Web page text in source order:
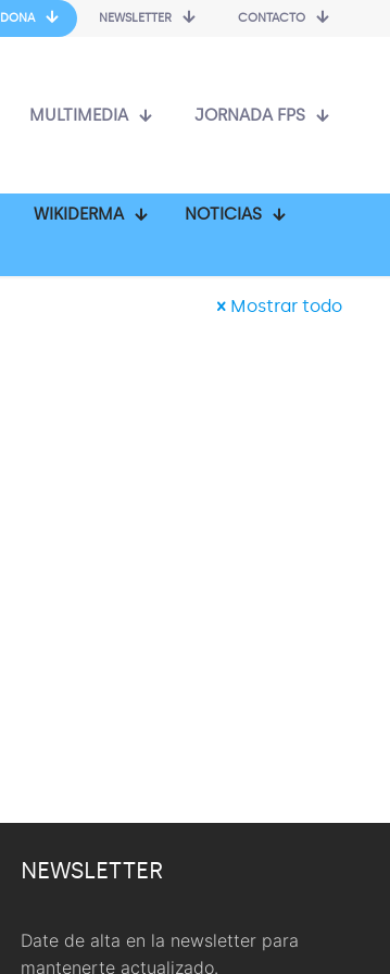
DONA NEWSLETTER CONTACTO
MULTIMEDIA JORNADA FPS
WIKIDERMA NOTICIAS
Mostrar todo
NEWSLETTER
Date de alta en la newsletter para
mantenerte actualizado.